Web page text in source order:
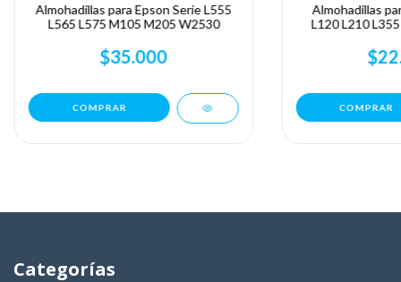
Almohadillas para Epson Serie L555
L565 L575 M105 M205 W2530
$35.000
Almohadillas
L120 L210
Categorías